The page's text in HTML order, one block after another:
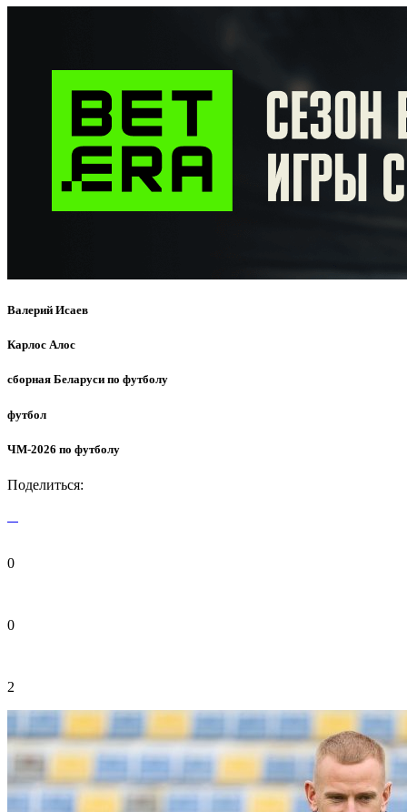
Валерий Исаев
Карлос Алос
сборная Беларуси по футболу
футбол
ЧМ-2026 по футболу
Поделиться:
0
0
2